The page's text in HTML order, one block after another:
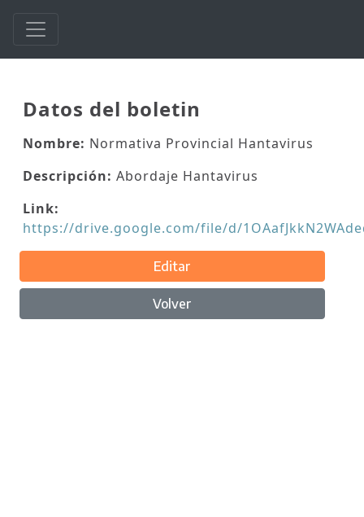
Datos del boletin
Nombre: Normativa Provincial Hantavirus
Descripción: Abordaje Hantavirus
Link:
https://drive.google.com/file/d/
Editar
Volver